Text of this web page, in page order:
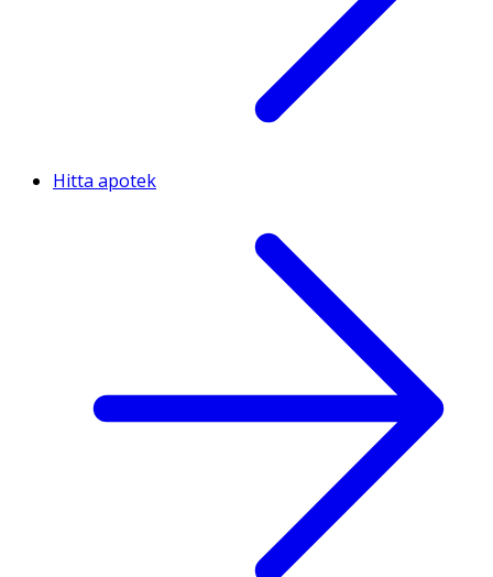
Hitta apotek